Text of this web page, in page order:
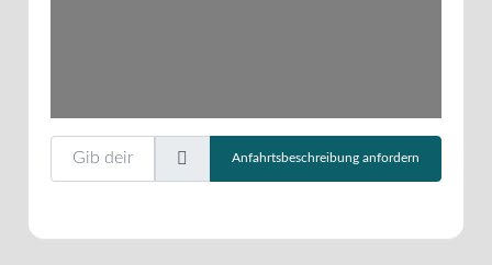
Gib deinen Standort ein.
Anfahrtsbeschreibung anfordern